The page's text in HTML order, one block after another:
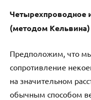
Четырехпроводное
(методом Кельвина)
Предположим, что
сопротивление
на значительном
обычным способом